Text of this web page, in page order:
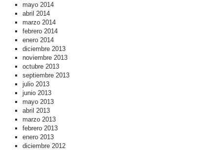
mayo 2014
abril 2014
marzo 2014
febrero 2014
enero 2014
diciembre 2013
noviembre 2013
octubre 2013
septiembre 2013
julio 2013
junio 2013
mayo 2013
abril 2013
marzo 2013
febrero 2013
enero 2013
diciembre 2012